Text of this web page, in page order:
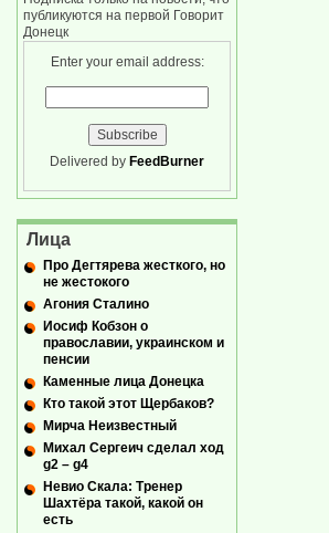
публикуются на первой Говорит
Донецк
Enter your email address:
Delivered by FeedBurner
Лица
Про Дегтярева жесткого, но
не жестокого
Агония Сталино
Иосиф Кобзон о
православии, украинском и
пенсии
Каменные лица Донецка
Кто такой этот Щербаков?
Мирча Неизвестный
Михал Сергеич сделал ход
g2 – g4
Невио Скала: Тренер
Шахтёра такой, какой он
есть